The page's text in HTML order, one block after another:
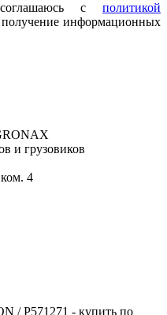
с политикой
получение информационных
и грузовиков
4